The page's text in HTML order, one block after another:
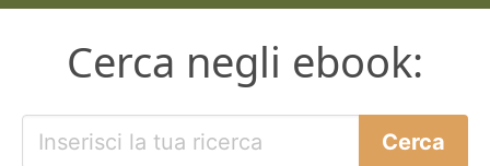
Cerca negli ebook: